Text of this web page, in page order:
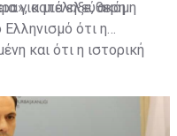
για μια ελεύθερη
κατέληξε, ακόμη
ότι η
και ότι η ιστορική